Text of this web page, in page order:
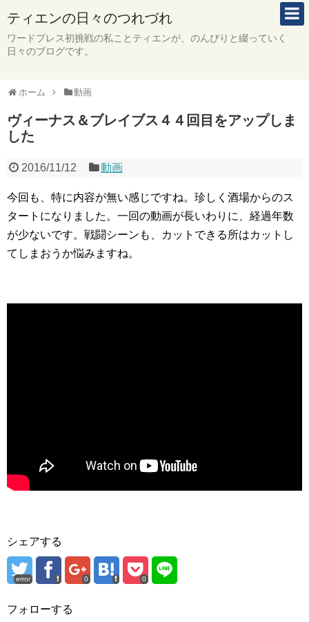
ティエンの日々のつれづれ
ワードプレス初挑戦の私ことティエンが、のんびりと綴っていく
日々のブログです。
ホーム 動画
ヴィーナス＆ブレイブス４４回目をアップしま
した
2016/11/12 動画
今回も、特に内容が無い感じですね。珍しく酒場からのス
タートになりました。一回の動画が長いわりに、経過年数
が少ないです。戦闘シーンも、カットできる所はカットし
てしまおうか悩みますね。
シェアする
error 0 0
フォローする